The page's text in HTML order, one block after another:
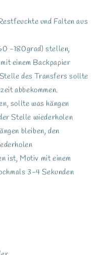
und Falten aus
-180grad) stellen,
einem Backpapier
des Transfers sollte
abbekommen.
sollte was hängen
Stelle wiederholen
bleiben, den
ist, Motiv mit einem
3-4 Sekunden